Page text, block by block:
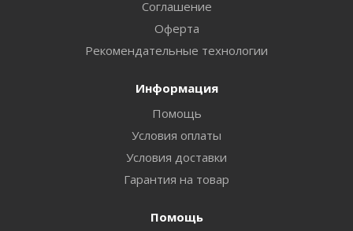
Соглашение
Оферта
Рекомендательные технологии
Информация
Помощь
Условия оплаты
Условия доставки
Гарантия на товар
Помощь